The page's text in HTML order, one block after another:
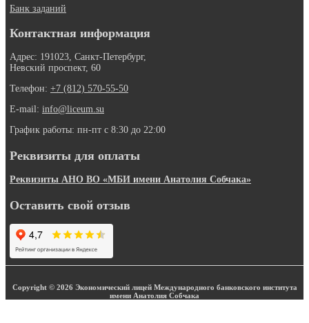
Банк заданий
Контактная информация
Адрес: 191023, Санкт-Петербург,
Невский проспект, 60
Телефон: +7 (812) 570-55-50
E-mail: info@liceum.su
График работы: пн-пт с 8:30 до 22:00
Реквизиты для оплаты
Реквизиты АНО ВО «МБИ имени Анатолия Собчака»
Оставить свой отзыв
Copyright © 2026 Экономический лицей Международного банковского института
имени Анатолия Собчака